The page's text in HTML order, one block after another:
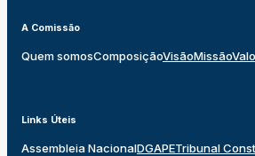
A Comissão
Quem somosComposiçãoVisãoMissão
Links Úteis
Assembleia NacionalDGAPETribunal